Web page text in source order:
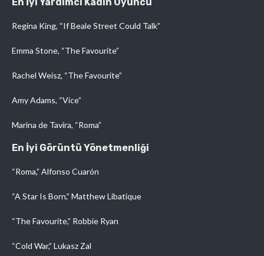
Regina King, “If Beale Street Could Talk”
Emma Stone, “The Favourite”
Rachel Weisz, “The Favourite”
Amy Adams, “Vice”
Marina de Tavira, “Roma”
En İyi Görüntü Yönetmenliği
“Roma,” Alfonso Cuarón
“A Star Is Born,” Matthew Libatique
“The Favourite,” Robbie Ryan
“Cold War,” Lukasz Zal